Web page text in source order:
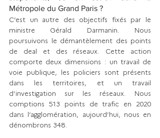
Métropole du Grand Paris ?
C’est un autre des objectifs fixés par le
ministre Gérald Darmanin. Nous
poursuivons le déman­tè­lement des points
de deal et des réseaux. Cette action
comporte deux dimensions : un travail de
voie publique, les policiers sont présents
dans les territoires, et un travail
d’investigation sur les réseaux. Nous
comptions 513 points de trafic en 2020
dans l’agglomération, aujourd’hui, nous en
dénombrons 348.